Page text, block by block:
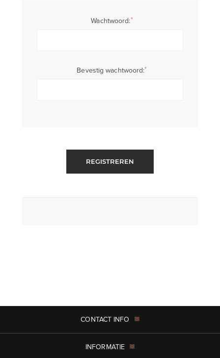
Wachtwoord:*
Bevestig wachtwoord:*
REGISTREREN
CONTACT INFO
INFORMATIE